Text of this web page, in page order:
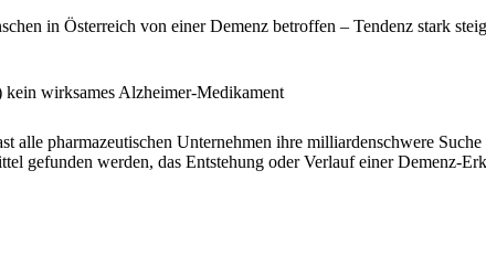
in Österreich von einer Demenz betroffen – Tendenz stark
kein wirksames Alzheimer-Medikament
alle pharmazeutischen Unternehmen ihre milliardenschwere
gefunden werden, das Entstehung oder Verlauf einer Demenz-